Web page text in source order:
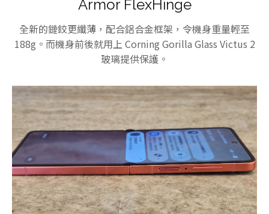
Armor FlexHinge
全新的鏈鉸更纖薄，配合鋁合金框架，令機身重量輕至
188g。而機身前後就用上 Corning Gorilla Glass Victus 2
玻璃提供保護。